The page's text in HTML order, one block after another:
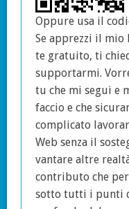
Oppure usa il
Se apprezzi il mio
te gratuito, ti
supportarmi.
tu che mi segui e
faccio e che
complicato
Web senza il
vantare altre
contributo che
sotto tutti i punti